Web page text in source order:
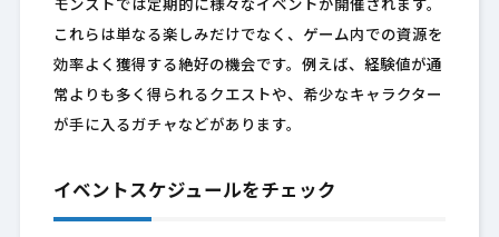
モンストでは定期的に様々なイベントが開催されます。
これらは単なる楽しみだけでなく、ゲーム内での資源を
効率よく獲得する絶好の機会です。例えば、経験値が通
常よりも多く得られるクエストや、希少なキャラクター
が手に入るガチャなどがあります。
イベントスケジュールをチェック